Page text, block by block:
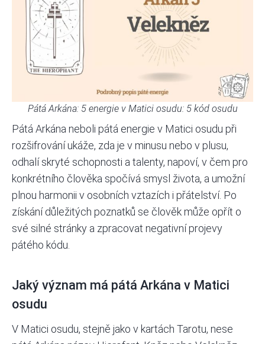
Pátá Arkána: 5 energie v Matici osudu: 5 kód osudu
Pátá Arkána neboli pátá energie v Matici osudu při
rozšifrování ukáže, zda je v minusu nebo v plusu,
odhalí skryté schopnosti a talenty, napoví, v čem pro
konkrétního člověka spočívá smysl života, a umožní
plnou harmonii v osobních vztazích i přátelství. Po
získání důležitých poznatků se člověk může opřít o
své silné stránky a zpracovat negativní projevy
pátého kódu.
Jaký význam má pátá Arkána v Matici
osudu
V Matici osudu, stejně jako v kartách Tarotu, nese